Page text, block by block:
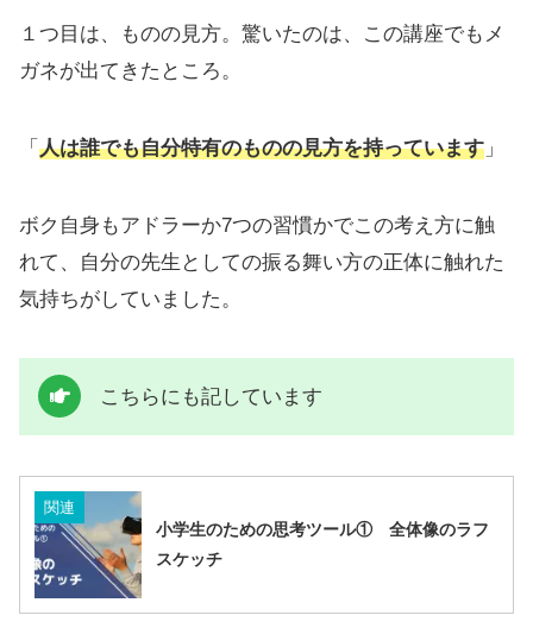
１つ目は、ものの見方。驚いたのは、この講座でもメ
ガネが出てきたところ。
「 人は誰でも自分特有のものの見方を持っています 」
ボク自身もアドラーか7つの習慣かでこの考え方に触
れて、自分の先生としての振る舞い方の正体に触れた
気持ちがしていました。
こちらにも記しています
関連
小学生のための思考ツール① 全体像のラフ
スケッチ